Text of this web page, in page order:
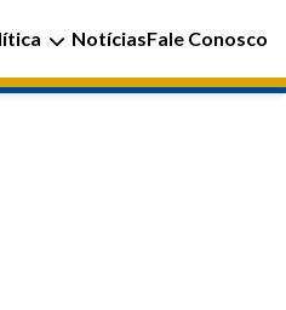
NotíciasFale Conosco